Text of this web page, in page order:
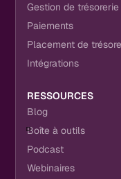
Gestion de trésorerie
Paiements
Placement de
Intégrations
RESSOURCES
Blog
Boîte à outils
Podcast
Webinaires